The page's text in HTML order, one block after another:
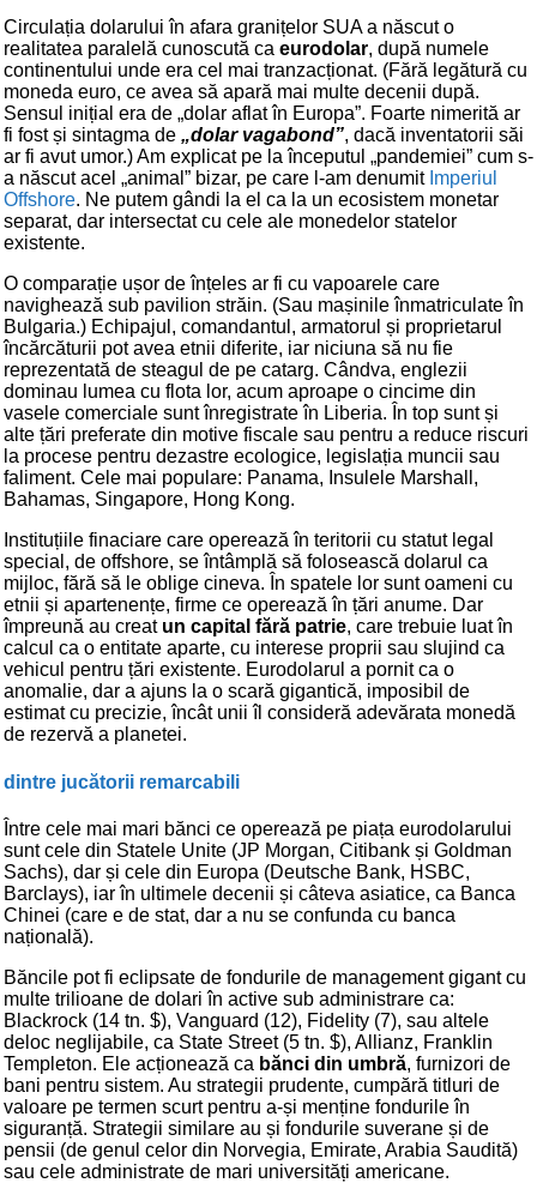
Circulația dolarului în afara granițelor SUA a născut o
realitatea paralelă cunoscută ca eurodolar, după numele
continentului unde era cel mai tranzacționat. (Fără legătură cu
moneda euro, ce avea să apară mai multe decenii după.
Sensul inițial era de „dolar aflat în Europa”. Foarte nimerită ar
fi fost și sintagma de „dolar vagabond”, dacă inventatorii săi
ar fi avut umor.) Am explicat pe la începutul „pandemiei” cum s-
a născut acel „animal” bizar, pe care l-am denumit Imperiul
Offshore. Ne putem gândi la el ca la un ecosistem monetar
separat, dar intersectat cu cele ale monedelor statelor
existente.
O comparație ușor de înțeles ar fi cu vapoarele care
navighează sub pavilion străin. (Sau mașinile înmatriculate în
Bulgaria.) Echipajul, comandantul, armatorul și proprietarul
încărcăturii pot avea etnii diferite, iar niciuna să nu fie
reprezentată de steagul de pe catarg. Cândva, englezii
dominau lumea cu flota lor, acum aproape o cincime din
vasele comerciale sunt înregistrate în Liberia. În top sunt și
alte țări preferate din motive fiscale sau pentru a reduce riscuri
la procese pentru dezastre ecologice, legislația muncii sau
faliment. Cele mai populare: Panama, Insulele Marshall,
Bahamas, Singapore, Hong Kong.
Instituțiile finaciare care operează în teritorii cu statut legal
special, de offshore, se întâmplă să folosească dolarul ca
mijloc, fără să le oblige cineva. În spatele lor sunt oameni cu
etnii și apartenențe, firme ce operează în țări anume. Dar
împreună au creat un capital fără patrie, care trebuie luat în
calcul ca o entitate aparte, cu interese proprii sau slujind ca
vehicul pentru țări existente. Eurodolarul a pornit ca o
anomalie, dar a ajuns la o scară gigantică, imposibil de
estimat cu precizie, încât unii îl consideră adevărata monedă
de rezervă a planetei.
dintre jucătorii remarcabili
Între cele mai mari bănci ce operează pe piața eurodolarului
sunt cele din Statele Unite (JP Morgan, Citibank și Goldman
Sachs), dar și cele din Europa (Deutsche Bank, HSBC,
Barclays), iar în ultimele decenii și câteva asiatice, ca Banca
Chinei (care e de stat, dar a nu se confunda cu banca
națională).
Băncile pot fi eclipsate de fondurile de management gigant cu
multe trilioane de dolari în active sub administrare ca:
Blackrock (14 tn. $), Vanguard (12), Fidelity (7), sau altele
deloc neglijabile, ca State Street (5 tn. $), Allianz, Franklin
Templeton. Ele acționează ca bănci din umbră, furnizori de
bani pentru sistem. Au strategii prudente, cumpără titluri de
valoare pe termen scurt pentru a-și menține fondurile în
siguranță. Strategii similare au și fondurile suverane și de
pensii (de genul celor din Norvegia, Emirate, Arabia Saudită)
sau cele administrate de mari universități americane.